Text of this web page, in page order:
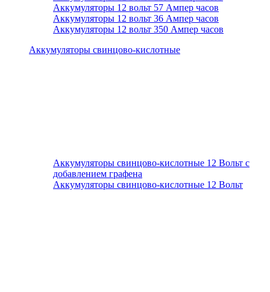
Аккумуляторы 12 вольт 57 Ампер часов
Аккумуляторы 12 вольт 36 Ампер часов
Аккумуляторы 12 вольт 350 Ампер часов
Аккумуляторы свинцово-кислотные
Аккумуляторы свинцово-кислотные 12 Вольт с
добавлением графена
Аккумуляторы свинцово-кислотные 12 Вольт